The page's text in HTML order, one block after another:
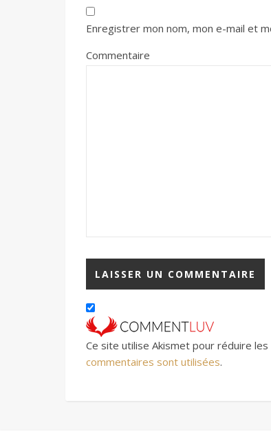
Enregistrer mon nom, mon e-mail et
Commentaire
Ce site utilise Akismet pour réduire les
commentaires sont utilisées.